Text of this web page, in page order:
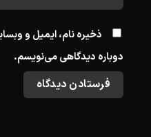
ذخیره نام، ایمیل و
دوباره دیدگاهی می‌نویسم.